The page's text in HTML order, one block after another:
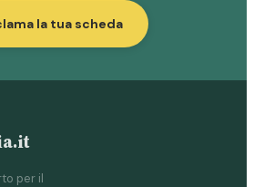
la tua scheda
per il